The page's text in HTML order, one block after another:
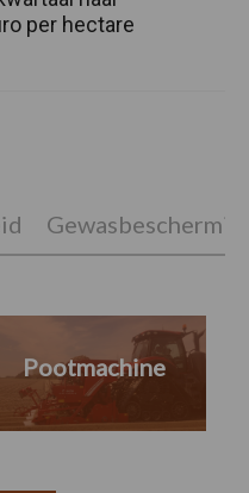
per hectare
Pootmachine